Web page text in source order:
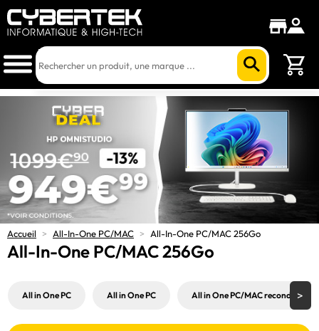
Accueil > All-In-One PC/MAC > All-In-One PC/MAC 256Go
All-In-One PC/MAC 256Go
All in One PC All in One PC All in One PC/MAC